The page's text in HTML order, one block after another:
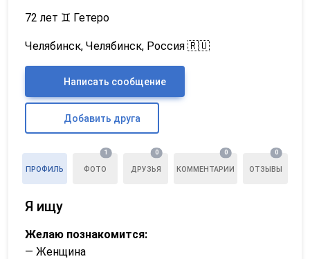
72 лет ♊ Гетеро
Челябинск, Челябинск, Россия 🇷🇺
Написать сообщение
Добавить друга
ПРОФИЛЬ ФОТО
1
ДРУЗЬЯ
0
КОММЕНТАРИИ
0
ОТЗЫВЫ
0
Я ищу
Желаю познакомится:
— Женщина